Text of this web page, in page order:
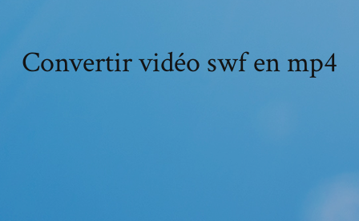
Convertir vidéo swf en mp4